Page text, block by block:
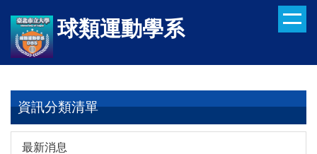
到
主
要
球類運動學系
資訊分類清單
最新消息